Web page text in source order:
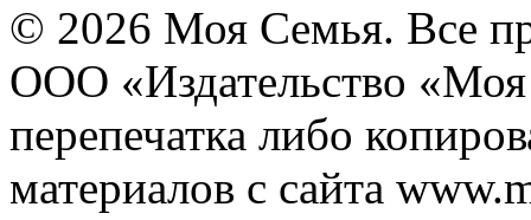
© 2026 Моя Семья. Все
ООО «Издательство
перепечатка либо
материалов с сайта